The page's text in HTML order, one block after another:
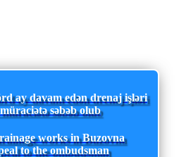
ay davam edən drenaj işləri
səbəb olub
works in Buzovna
to the ombudsman